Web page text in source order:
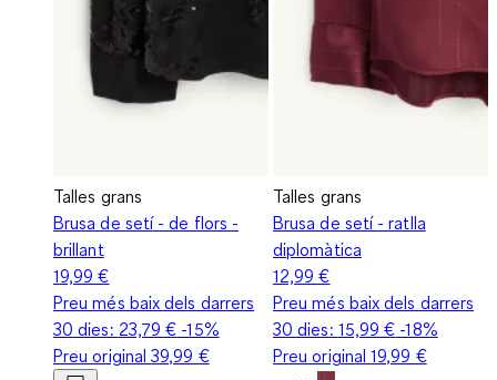
Talles grans
Brusa de setí - de flors -
brillant
19,99 €
Preu més baix dels darrers
30 dies: 23,79 € -15%
Preu original39,99 €
Talles grans
Brusa de setí - ratlla
diplomàtica
12,99 €
Preu més baix dels darrers
30 dies: 15,99 € -18%
Preu original19,99 €